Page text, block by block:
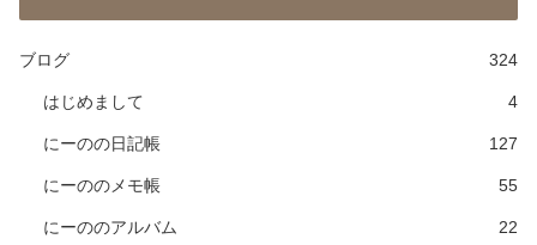
ブログ 324
はじめまして 4
にーのの日記帳 127
にーののメモ帳 55
にーののアルバム 22